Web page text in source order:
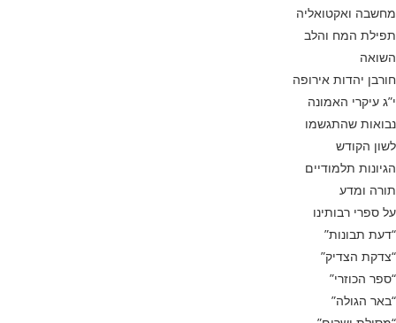
מחשבה ואקטואליה
תפילת המח והלב
השואה
חורבן יהדות אירופה
י”ג עיקרי האמונה
נבואות שהתגשמו
לשון הקודש
הגיונות תלמודיים
תורה ומדע
על ספרי רבותינו
“דעת תבונות”
“צדקת הצדיק”
“ספר הכוזרי”
“באר הגולה”